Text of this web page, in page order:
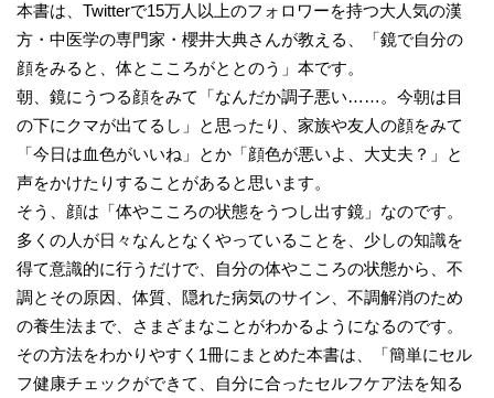
本書は、Twitterで15万人以上のフォロワーを持つ大人気の漢
方・中医学の専門家・櫻井大典さんが教える、「鏡で自分の
顔をみると、体とこころがととのう」本です。
朝、鏡にうつる顔をみて「なんだか調子悪い……。今朝は目
の下にクマが出てるし」と思ったり、家族や友人の顔をみて
「今日は血色がいいね」とか「顔色が悪いよ、大丈夫？」と
声をかけたりすることがあると思います。
そう、顔は「体やこころの状態をうつし出す鏡」なのです。
多くの人が日々なんとなくやっていることを、少しの知識を
得て意識的に行うだけで、自分の体やこころの状態から、不
調とその原因、体質、隠れた病気のサイン、不調解消のため
の養生法まで、さまざまなことがわかるようになるのです。
その方法をわかりやすく1冊にまとめた本書は、「簡単にセル
フ健康チェックができて、自分に合ったセルフケア法を知る